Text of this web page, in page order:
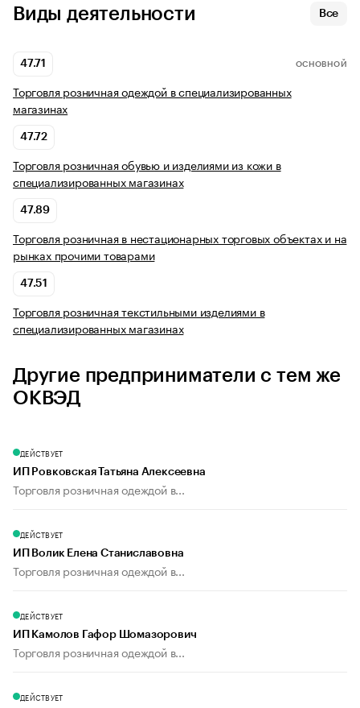
Виды деятельности Все
47.71 ОСНОВНОЙ
Торговля розничная одеждой в специализированных
магазинах
47.72
Торговля розничная обувью и изделиями из кожи в
специализированных магазинах
47.89
Торговля розничная в нестационарных торговых объектах и на
рынках прочими товарами
47.51
Торговля розничная текстильными изделиями в
специализированных магазинах
Другие предприниматели с тем же
ОКВЭД
ДЕЙСТВУЕТ
ИП Ровковская Татьяна Алексеевна
Торговля розничная одеждой в...
ДЕЙСТВУЕТ
ИП Волик Елена Станиславовна
Торговля розничная одеждой в...
ДЕЙСТВУЕТ
ИП Камолов Гафор Шомазорович
Торговля розничная одеждой в...
ДЕЙСТВУЕТ